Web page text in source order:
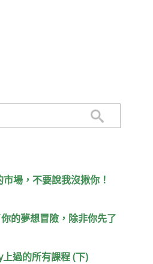
場，不要說我沒揪你！
的夢想冒險，除非你先了
上過的所有課程 (下)